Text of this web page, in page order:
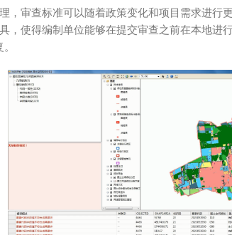
，审查标准可以随着政策变化和项目需求进行
，使得编制单位能够在提交审查之前在本地进